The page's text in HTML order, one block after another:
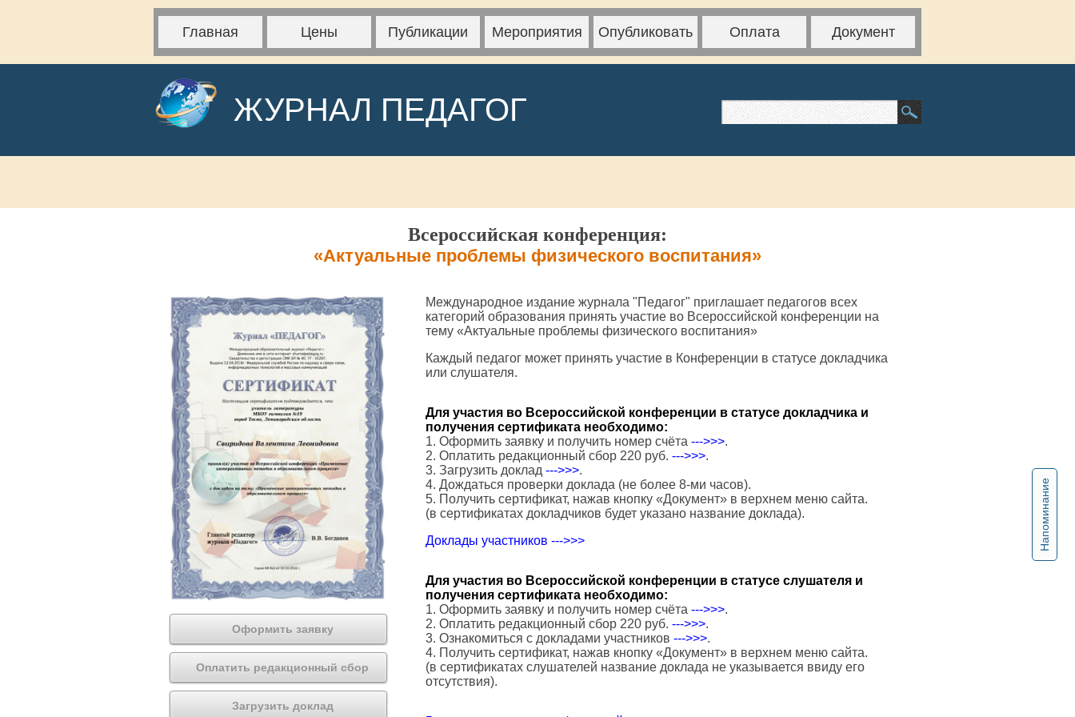
Главная Цены Публикации Мероприятия Опубликовать Оплата Документ
ЖУРНАЛ ПЕДАГОГ
Напоминание
Всероссийская конференция:
«Актуальные проблемы физического воспитания»
Оформить заявку
Оплатить редакционный сбор
Загрузить доклад
Международное издание журнала "Педагог" приглашает педагогов всех
категорий образования принять участие во Всероссийской конференции на
тему «Актуальные проблемы физического воспитания»
Каждый педагог может принять участие в Конференции в статусе докладчика
или слушателя.
Для участия во Всероссийской конференции в статусе докладчика и
получения сертификата необходимо:
1. Оформить заявку и получить номер счёта --->>>.
2. Оплатить редакционный сбор 220 руб. --->>>.
3. Загрузить доклад --->>>.
4. Дождаться проверки доклада (не более 8-ми часов).
5. Получить сертификат, нажав кнопку «Документ» в верхнем меню сайта.
(в сертификатах докладчиков будет указано название доклада).
Доклады участников --->>>
Для участия во Всероссийской конференции в статусе слушателя и
получения сертификата необходимо:
1. Оформить заявку и получить номер счёта --->>>.
2. Оплатить редакционный сбор 220 руб. --->>>.
3. Ознакомиться с докладами участников --->>>.
4. Получить сертификат, нажав кнопку «Документ» в верхнем меню сайта.
(в сертификатах слушателей название доклада не указывается ввиду его
отсутствия).